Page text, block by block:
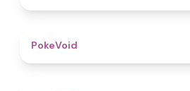
PokeVoid​